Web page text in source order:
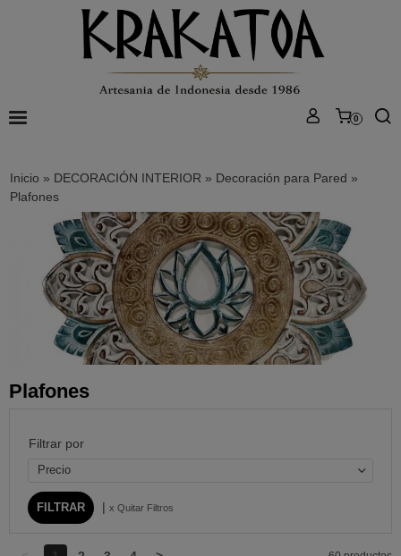
0
Inicio » DECORACIÓN INTERIOR » Decoración para Pared »
Plafones
Plafones
Filtrar por
Precio
| x Quitar Filtros